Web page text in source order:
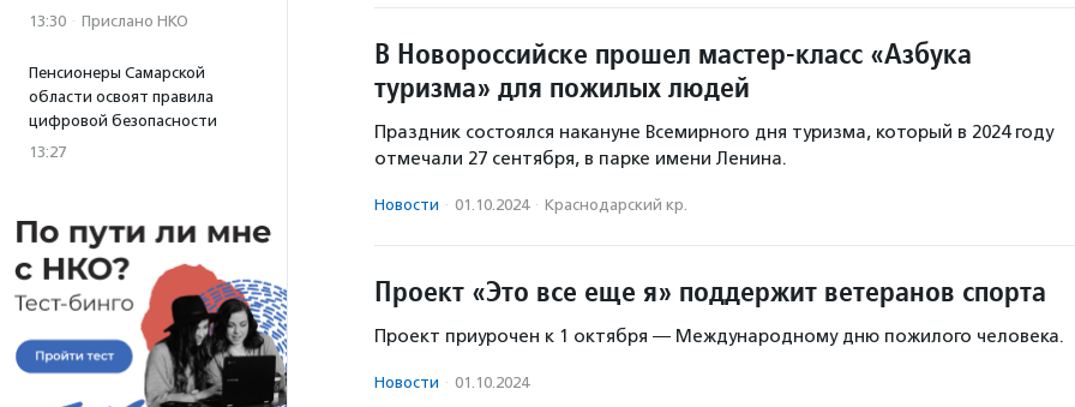
13:30 · Прислано НКО
Пенсионеры Самарской
области освоят правила
цифровой безопасности
13:27
В Новороссийске прошел мастер-класс «Азбука
туризма» для пожилых людей
Праздник состоялся накануне Всемирного дня туризма, который в 2024 году
отмечали 27 сентября, в парке имени Ленина.
Новости · 01.10.2024 · Краснодарский кр.
Проект «Это все еще я» поддержит ветеранов спорта
Проект приурочен к 1 октября ― Международному дню пожилого человека.
Новости · 01.10.2024